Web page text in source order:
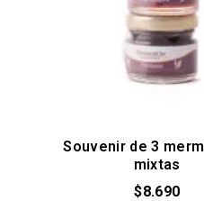
Souvenir de 3
mixtas
$8.690